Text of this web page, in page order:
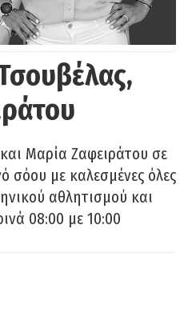
Μαρία Ζαφειράτου σε
σόου με καλεσμένες όλες
αθλητισμού και
08:00 με 10:00